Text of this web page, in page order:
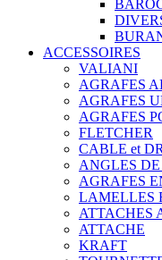
ACCESSOIRES
VALIANI
AGRAFES
AGRAFES
AGRAFES
FLETCHER
CABLE et
ANGLES
AGRAFES
LAMELLES
ATTACHES
ATTACHE
KRAFT